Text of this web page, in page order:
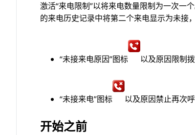
激活“来电限制”以将来电数量限制为一次一
的来电历史记录中将第二个来电显示为未接
“未接来电原因”图标 以及原因 限制
“未接来电”图标 以及原因禁止再次
开始之前